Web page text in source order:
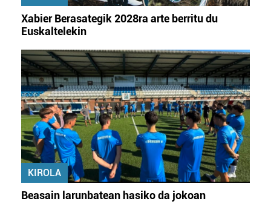
irakurri
Xabier Berasategik 2028ra arte berritu du
Euskaltelekin
KIROLA
Beasain larunbatean hasiko da jokoan